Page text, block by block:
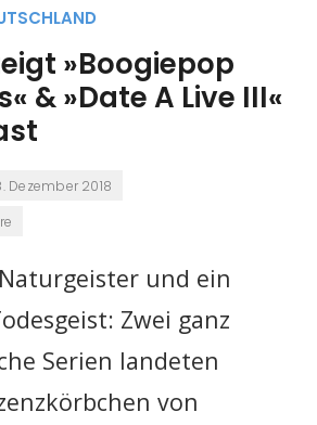
»Boogiepop
& »Date A Live III«
Dezember 2018
und ein
Zwei ganz
Serien landeten
von